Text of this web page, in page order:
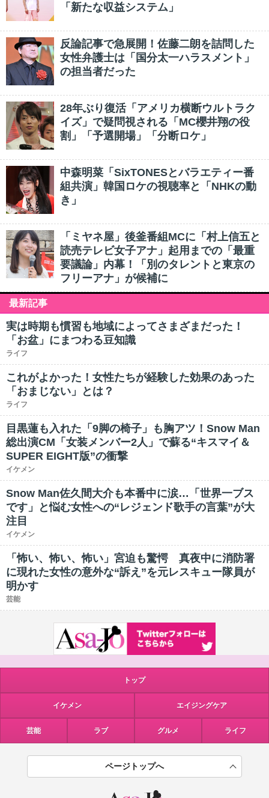
「新たな収益システム」
反論記事で急展開！佐藤二朗を詰問した
女性弁護士は「国分太一ハラスメント」
の担当者だった
28年ぶり復活「アメリカ横断ウルトラク
イズ」で疑問視される「MC櫻井翔の役
割」「予選開場」「分断ロケ」
中森明菜「SixTONESとバラエティー番
組共演」韓国ロケの視聴率と「NHKの動
き」
「ミヤネ屋」後釜番組MCに「村上信五と
読売テレビ女子アナ」起用までの「最重
要議論」内幕！「別のタレントと東京の
フリーアナ」が候補に
最新記事
実は時期も慣習も地域によってさまざまだった！
「お盆」にまつわる豆知識
ライフ
これがよかった！女性たちが経験した効果のあった
「おまじない」とは？
ライフ
目黒蓮も入れた「9脚の椅子」も胸アツ！Snow Man
総出演CM「女装メンバー2人」で蘇る“キスマイ＆
SUPER EIGHT版”の衝撃
イケメン
Snow Man佐久間大介も本番中に涙…「世界一ブス
です」と悩む女性への“レジェンド歌手の言葉”が大
注目
イケメン
「怖い、怖い、怖い」宮迫も驚愕 真夜中に消防署
に現れた女性の意外な“訴え”を元レスキュー隊員が
明かす
芸能
トップ
イケメン エイジングケア
芸能 ラブ グルメ ライフ
ページトップへ